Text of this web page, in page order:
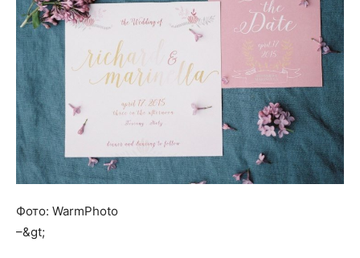
Фото: WarmPhoto
–&gt;